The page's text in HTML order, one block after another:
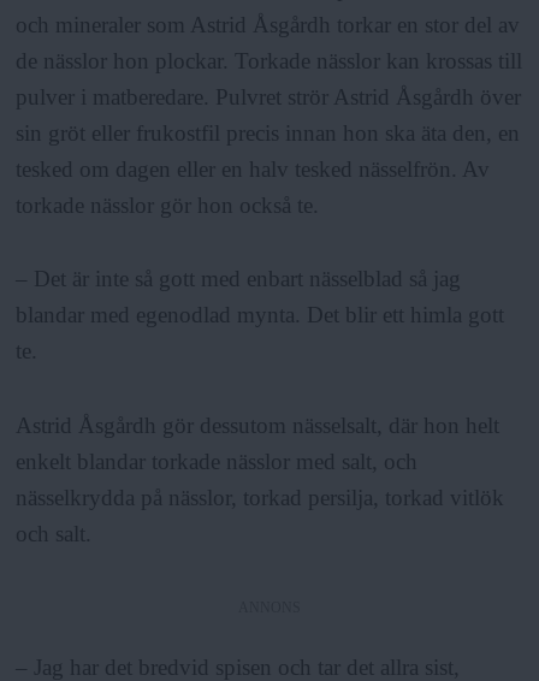
och mineraler som Astrid Åsgårdh torkar en stor del av
de nässlor hon plockar. Torkade nässlor kan krossas till
pulver i matberedare. Pulvret strör Astrid Åsgårdh över
sin gröt eller frukostfil precis innan hon ska äta den, en
tesked om dagen eller en halv tesked nässelfrön. Av
torkade nässlor gör hon också te.
– Det är inte så gott med enbart nässelblad så jag
blandar med egenodlad mynta. Det blir ett himla gott
te.
Astrid Åsgårdh gör dessutom nässelsalt, där hon helt
enkelt blandar torkade nässlor med salt, och
nässelkrydda på nässlor, torkad persilja, torkad vitlök
och salt.
– Jag har det bredvid spisen och tar det allra sist,